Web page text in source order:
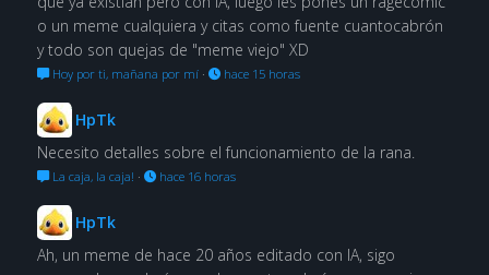
o un meme cualquiera y citas como fuente cuantocabrón
y todo son quejas de "meme viejo" XD
Hoy por ti, mañana por mí· hace 15 horas
HpTk
Necesito detalles sobre el funcionamiento de la rana.
La caja, la caja! · hace 16 horas
HpTk
Ah, un meme de hace 20 años editado con IA, sigo